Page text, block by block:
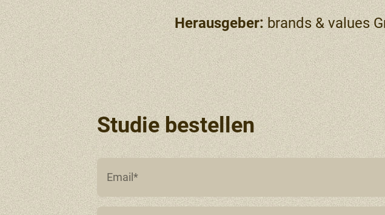
Herausgeber:brands & values
Studie bestellen